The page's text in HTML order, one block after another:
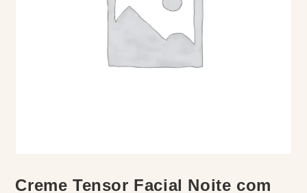
Creme Tensor Facial Noite com